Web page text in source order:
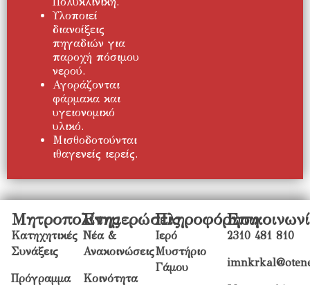
Υλοποιεί
διανοίξεις
πηγαδιών για
παροχή πόσιμου
νερού.
Αγοράζονται
φάρμακα και
υγειονομικό
υλικό.
Μισθοδοτούνται
ιθαγενείς ιερείς.
Μητροπολίτης
Κατηχητικές
Συνάξεις
Πρόγραμμα
Ενημερώσεις
Νέα &
Ανακοινώσεις
Κοινότητα
Πληροφόρηση
Ιερό
Μυστήριο
Γάμου
2310 481 810